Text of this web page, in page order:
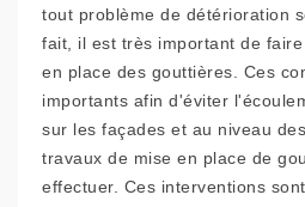
tout problème de détérioration
fait, il est très important de
en place des gouttières. Ces
importants afin d'éviter
sur les façades et au niveau
travaux de mise en place de
effectuer. Ces interventions